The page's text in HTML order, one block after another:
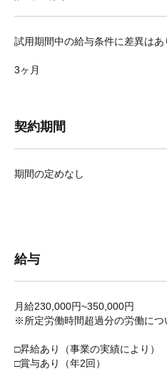
試用期間中の給与条件に差異はあ
3ヶ月
契約期間
期間の定めなし
給与
月給230,000円~350,000円
※所定労働時間超過分の労働に
□昇給あり（事業の実績により）
□賞与あり（年2回）